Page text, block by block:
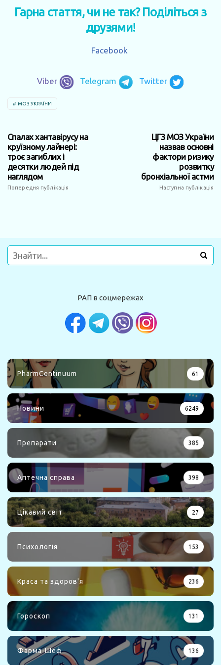
Гарна стаття, чи не так? Поділіться з
друзями!
Facebook
Viber Telegram Twitter
МОЗ УКРАЇНИ
Спалах хантавірусу на
круїзному лайнері:
троє загиблих і
десятки людей під
наглядом
Попередня публікація
ЦГЗ МОЗ України
назвав основні
фактори ризику
розвитку
бронхіальної астми
Наступна публікація
РАП в соцмережах
PharmContinuum 61
Новини 6249
Препарати 385
Аптечна справа 398
Цікавий світ 27
Психологія 153
Краса та здоров'я 236
Гороскоп 131
Фарма-Шеф 136